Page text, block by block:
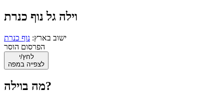
וילה גל נוף כנרת
ישוב בארץ: נוף כנרת
הפרסום הוסר
לחץ/י
לצפייה במפה
מה בוילה?